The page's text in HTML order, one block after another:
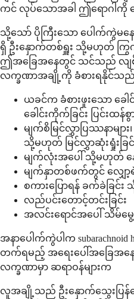
ကင် လုပ်သောအခါ ဤရောဂါ
သို့သော် ပိုကြီးသော ပေါက်ကွဲမနေ
ရှိ ဦးနှောက်တစ်ရှူး သို့မဟုတ် ကြွ
ဤအခြေအနေတွင် သင်သည် လျ
လက္ခဏာအချို့ကို ခံစားရနိုင်သည်
ယခင်က ခံစားဖူးသော ခေါ
ခေါင်းကိုက်ခြင်း ပြင်းထန်စွ
မျက်စိမြင်လွှာပြဿနာများ
သို့မဟုတ် မြင်လွှာဆုံးရှုံးခြင်
မျက်လုံးအပေါ် သို့မဟုတ် နေ
မျက်နှာတစ်ဖက်တွင် လျှော့
စကားပြောရန် ခက်ခဲခြင်
လည်ပင်းတောင့်တင်းခြင်း
အလင်းရောင်အပေါ် သိမ်မွေ့
အနာပေါက်ကွဲပါက subarachnoid
တက်ရမည့် အရေးပေါ်အခြေအန
လက္ခဏာမှာ ဆရာဝန်များက
လူအချို့သည် ဦးနှောက်သွေးပြန်